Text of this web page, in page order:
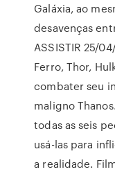
Galáxia, ao
desavenças
ASSISTIR 25/
Ferro, Thor,
combater seu
maligno
todas as seis
usá-las para
a realidade.